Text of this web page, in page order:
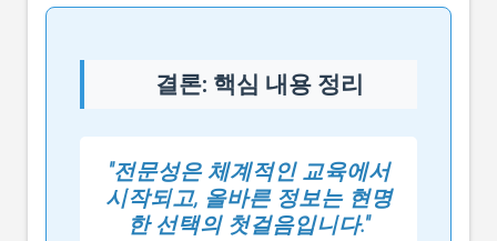
결론: 핵심 내용 정리
"전문성은 체계적인 교육에서
시작되고, 올바른 정보는 현명
한 선택의 첫걸음입니다."